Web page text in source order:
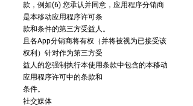
款，例如(6) 您承认并同意，应用程序分销商
是本移动应用程序许可条
款和条件的第三方受益人。
且各App分销商将有权（并将被视为已接受该
权利）针对作为第三方受
益人的您强制执行本使用条款中包含的本移动
应用程序许可中的条款和
条件。
社交媒体